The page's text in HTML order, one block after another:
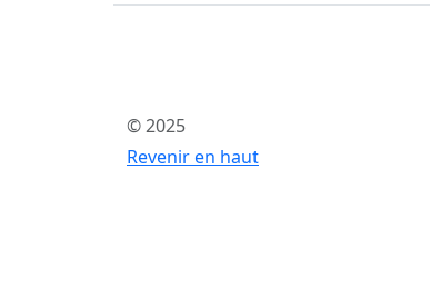
© 2025
Revenir en haut